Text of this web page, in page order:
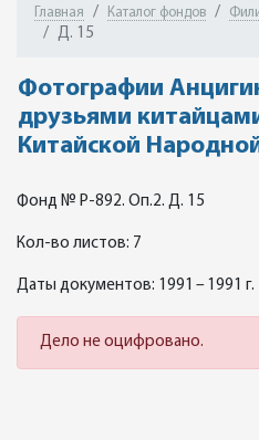
Главная Каталог фондов
Д. 15
Фотографии
друзьями
Китайской
Фонд № Р-892. Оп.2. Д. 15
Кол-во листов: 7
Даты документов: 1991 – 1991 г.
Дело не оцифровано.